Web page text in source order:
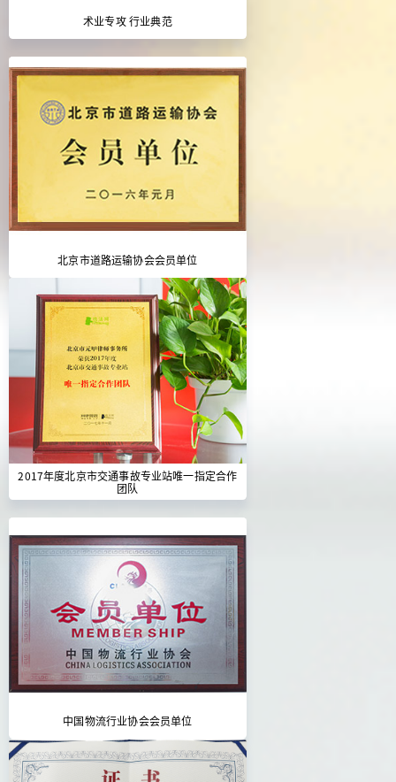
术业专攻 行业典范
北京市道路运输协会会员单位
2017年度北京市交通事故专业站唯一指定合作
团队
中国物流行业协会会员单位